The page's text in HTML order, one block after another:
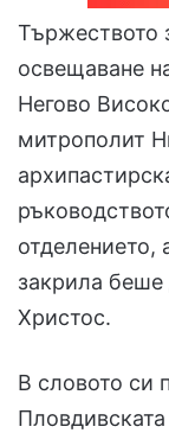
Тържеството
освещаване
Негово
митрополит
отделението,
закрила беше
Христос.
В словото си